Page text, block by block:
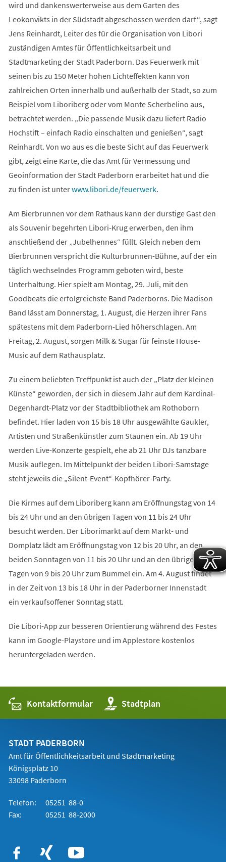
wird und dankenswerterweise aus dem Garten des
Leokonvikts in der Südstadt abgeschossen werden darf“, sagt
Jens Reinhardt, Leiter des für die Organisation von Libori
zuständigen Amtes für Öffentlichkeitsarbeit und
Stadtmarketing der Stadt Paderborn. Das Feuerwerk mit
seinen bis zu 150 Meter hohen Lichteffekten kann von
zahlreichen Orten innerhalb und außerhalb der Stadt, so zum
Beispiel vom Liboriberg oder vom Monte Scherbelino aus,
betrachtet werden. „Die passende Musik dazu liefert Radio
Hochstift – einfach Radio einschalten und genießen“, sagt
Reinhardt. Von wo aus es die beste Sicht auf das Feuerwerk
gibt, zeigt eine Karte, die das Amt für Vermessung und
Geoinformation der Stadt Paderborn erarbeitet hat und die
zu finden ist unterwww.libori.de/feuerwerk
(Öffnet
einem
neuen
Tab)
.
Am Bierbrunnen vor dem Rathaus kann der durstige Gast den
als Souvenir begehrten Libori-Krug erwerben, den ihm
anschließend der „Jubelhennes“ füllt. Gleich neben dem
Bierbrunnen verspricht die Kulturbrunnen-Bühne, auf der ein
täglich wechselndes Programm geboten wird, beste
Unterhaltung. Hier spielt am Montag, 29. Juli, mit den
Goodbeats die erfolgreichste Band Paderborns. Die Madison
Band lässt am Donnerstag, 1. August, die Herzen ihrer Fans
spätestens mit dem Paderborn-Lied höherschlagen. Am
Freitag, 2. August, sorgen Milk & Sugar für feinste House-
Music auf dem Rathausplatz.
Zu einem beliebten Treffpunkt ist auch der „Platz der kleinen
Künste“ geworden, der sich in diesem Jahr auf dem Kardinal-
Degenhardt-Platz vor der Stadtbibliothek am Rothoborn
befindet. Hier laden von 15 bis 18 Uhr ausgewählte Gaukler,
Artisten und Straßenkünstler zum Staunen ein. Ab 19 Uhr
werden Live-Konzerte gespielt, ehe ab 21 Uhr DJs tanzbare
Musik auflegen. Im Mittelpunkt der beiden Libori-Samstage
steht jeweils die „Silent-Event“-Kopfhörer-Party.
Die Kirmes auf dem Liboriberg kann am Eröffnungstag von 14
bis 24 Uhr und an den übrigen Tagen von 11 bis 24 Uhr
besucht werden. Der Liborimarkt auf dem Markt- und
Domplatz lädt am Eröffnungstag von 12 bis 20 Uhr, an den
beiden Sonntagen von 11 bis 20 Uhr und an den übrigen
Tagen von 9 bis 20 Uhr zum Bummel ein. Am 4. August findet
in der Zeit von 13 bis 18 Uhr in der Paderborner Innenstadt
ein verkaufsoffener Sonntag statt.
Die Libori-App zur besseren Orientierung während des Festes
kann im Google-Playstore und im Applestore kostenlos
heruntergeladen werden.
Kontaktformular Stadtplan
(Öffnet
in
einem
STADT PADERBORN
Amt für Öffentlichkeitsarbeit und Stadtmarketing
Königsplatz 10
33098 Paderborn
Telefon:
05251 88-0
Fax:
05251 88-2000